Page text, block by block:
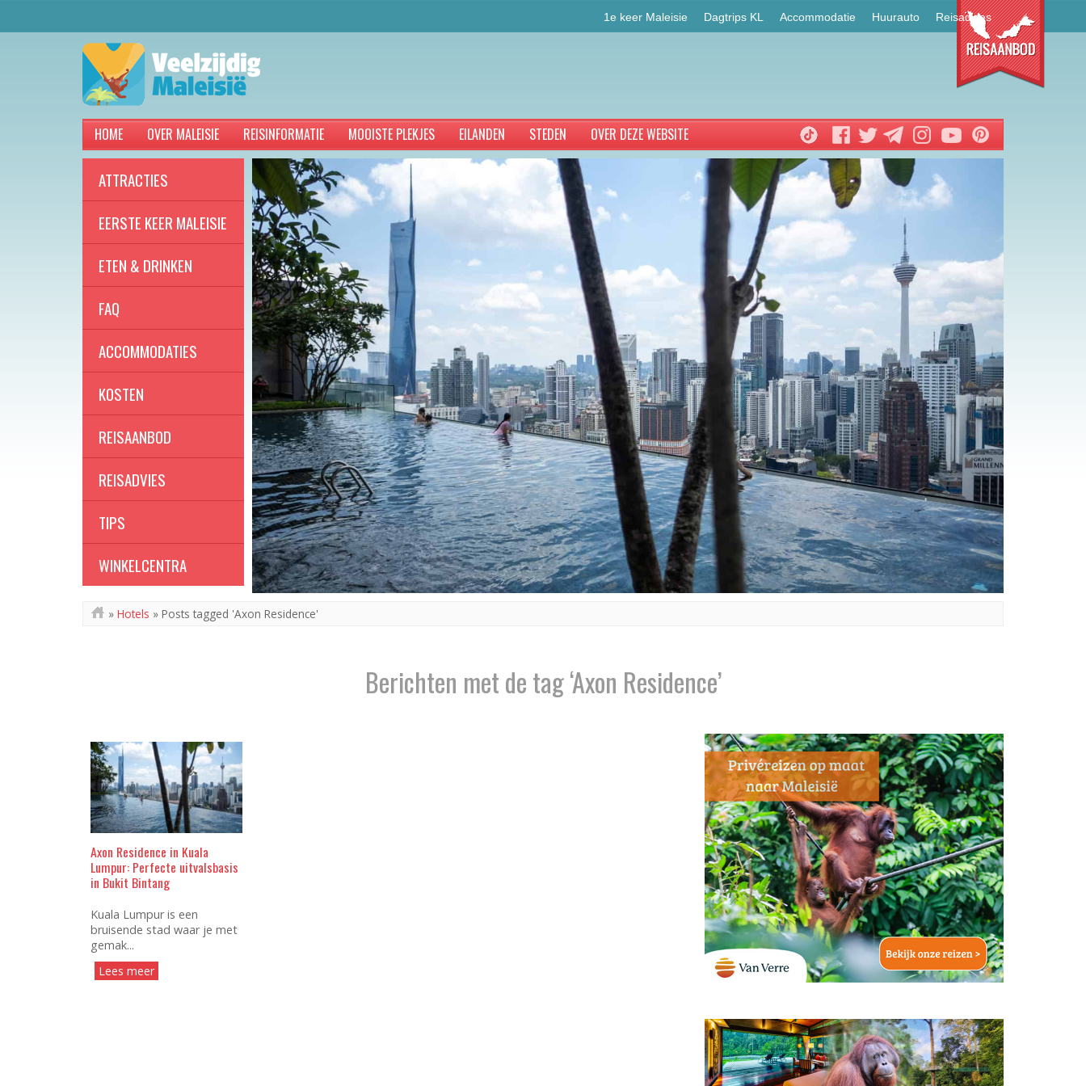
1e keer Maleisie Dagtrips KL Accommodatie Huurauto Reisadvies
HOME OVER MALEISIE REISINFORMATIE MOOISTE PLEKJES EILANDEN STEDEN OVER DEZE WEBSITE
ATTRACTIES
EERSTE KEER MALEISIE
ETEN & DRINKEN
FAQ
ACCOMMODATIES
KOSTEN
REISAANBOD
REISADVIES
TIPS
WINKELCENTRA
» Hotels » Posts tagged 'Axon Residence'
Berichten met de tag ‘Axon Residence’
Axon Residence in Kuala
Lumpur: Perfecte uitvalsbasis
in Bukit Bintang
Kuala Lumpur is een
bruisende stad waar je met
gemak...
Lees meer